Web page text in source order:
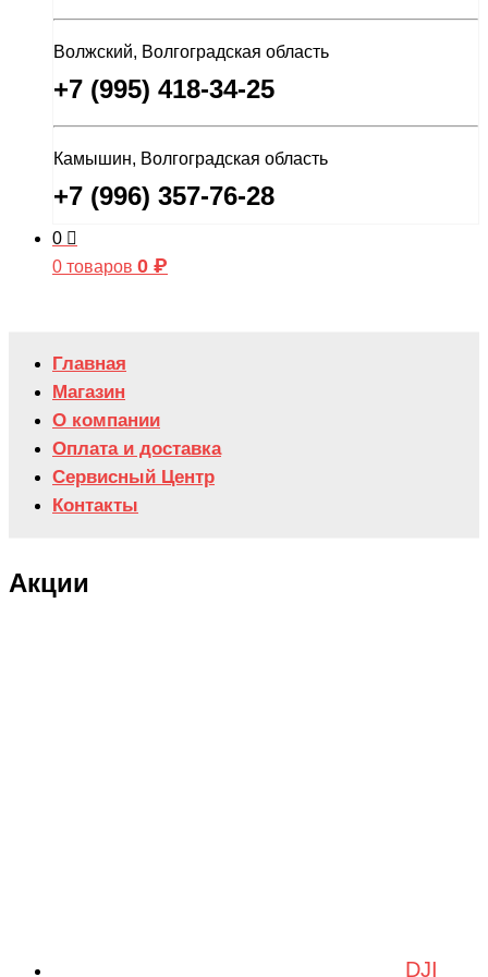
Волжский, Волгоградская область
+7 (995) 418-34-25
Камышин, Волгоградская область
+7 (996) 357-76-28
0
0 товаров 0 ₽
Главная
Магазин
О компании
Оплата и доставка
Сервисный Центр
Контакты
Акции
DJI